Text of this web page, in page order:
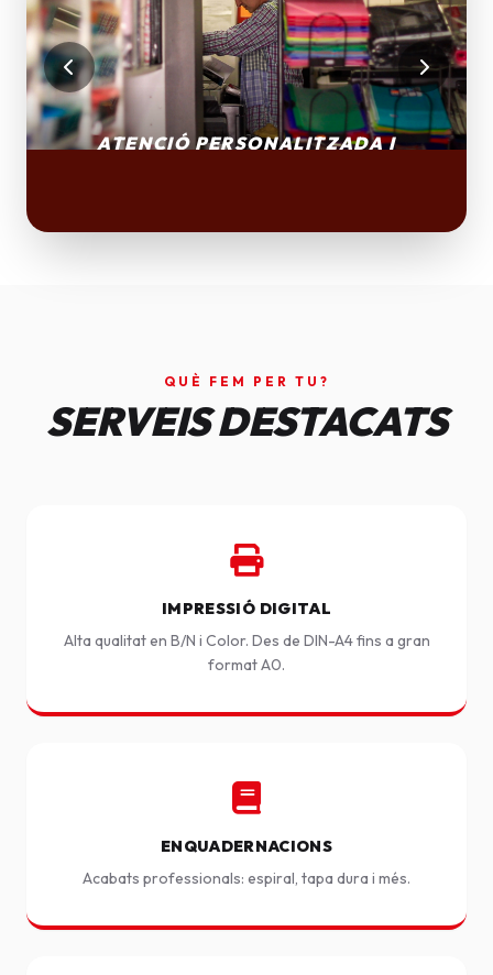
QUÈ FEM PER TU?
SERVEIS DESTACATS
IMPRESSIÓ DIGITAL
Alta qualitat en B/N i Color. Des de DIN-A4 fins a gran
format A0.
ENQUADERNACIONS
Acabats professionals: espiral, tapa dura i més.